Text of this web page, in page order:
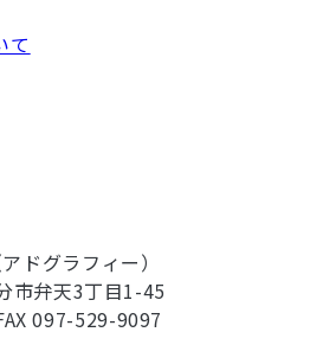
て
ドグラフィー）
市弁天3丁目1-45
097-529-9097